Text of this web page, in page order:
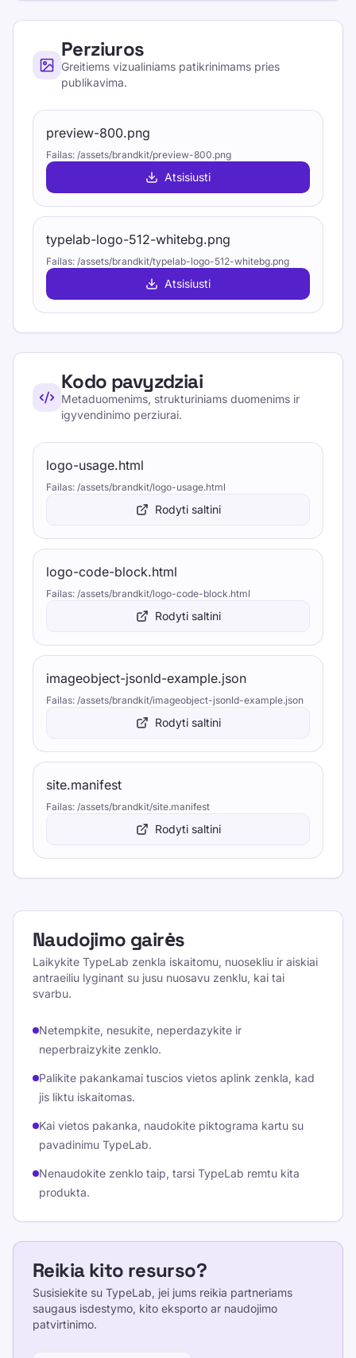
Perziuros
Greitiems vizualiniams patikrinimams pries
publikavima.
preview-800.png
Failas: /assets/brandkit/preview-800.png
Atsisiusti
typelab-logo-512-whitebg.png
Failas: /assets/brandkit/typelab-logo-512-whitebg.png
Atsisiusti
Kodo pavyzdziai
Metaduomenims, strukturiniams duomenims ir
igyvendinimo perziurai.
logo-usage.html
Failas: /assets/brandkit/logo-usage.html
Rodyti saltini
logo-code-block.html
Failas: /assets/brandkit/logo-code-block.html
Rodyti saltini
imageobject-jsonld-example.json
Failas: /assets/brandkit/imageobject-jsonld-example.json
Rodyti saltini
site.manifest
Failas: /assets/brandkit/site.manifest
Rodyti saltini
Naudojimo gairės
Laikykite TypeLab zenkla iskaitomu, nuosekliu ir aiskiai
antraeiliu lyginant su jusu nuosavu zenklu, kai tai
svarbu.
Netempkite, nesukite, neperdazykite ir
neperbraizykite zenklo.
Palikite pakankamai tuscios vietos aplink zenkla, kad
jis liktu iskaitomas.
Kai vietos pakanka, naudokite piktograma kartu su
pavadinimu TypeLab.
Nenaudokite zenklo taip, tarsi TypeLab remtu kita
produkta.
Reikia kito resurso?
Susisiekite su TypeLab, jei jums reikia partneriams
saugaus isdestymo, kito eksporto ar naudojimo
patvirtinimo.